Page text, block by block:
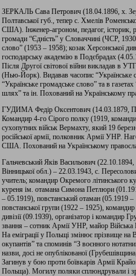
ЗЕРКАЛЬ Сава Петрович (18.04.1896, х.
Полтавської губ., тепер с. Хмелів
США). Інженер-агроном, педагог, історик,
громади “Єдність” у Словаччині (ЧСР,
слово” (1953 – 1958); козак Херсонської
господарську академію в Подєбрадах
Після Другої світової війни викладав в
(Нью-Йорк). Видавав часопис “Українське
“Українське громадське слово” та в
шлях” та ін. Похований на Українському
ГУДИМА Федір Оксентович (14.03.1879,
Командир 4-го Сірого полку (1919,
сухопутних військ Вермахту, який 19
російської армії, полковник Армії УНР.
США. Похований на Українському
Гальчевський Яків Васильович
Вінницької обл.) – 22.03.1943, с.
учитель; командир Окремого літинського
куреня ім. отамана Симона Петлюри
– 05.1919), повстанський отаман (05.1919
повстанської групи (1922 – 1925),
дивізії (09.1939), організатор і командир
звання – сотник Армії УНР, майор Війська
На еміграції у Польщі змінює прізвище
окупантів” та споминів “З воєнного
назви, досі не опублікованої
Загинув у бою проти боївкарів Армії
Польща). Могилу поляки сплюндрували і